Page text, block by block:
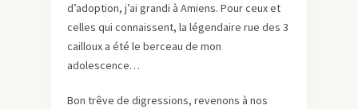
d’adoption, j’ai grandi à Amiens. Pour ceux et
celles qui connaissent, la légendaire rue des 3
cailloux a été le berceau de mon
adolescence…
Bon trêve de digressions, revenons à nos